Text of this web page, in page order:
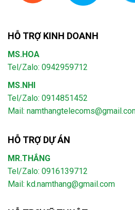
HỖ TRỢ KINH DOANH
MS.HOA
Tel/Zalo: 0942959712
MS.NHI
Tel/Zalo: 0914851452
Mail:
HỖ TRỢ DỰ ÁN
MR.THẮNG
Tel/Zalo: 0916139712
Mail: kd.namthang@gmail.com